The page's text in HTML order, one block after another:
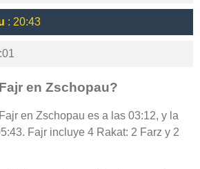
: 20:43
en Zschopau?
en Zschopau es a las 03:12, y la
Fajr incluye 4 Rakat: 2 Farz y 2